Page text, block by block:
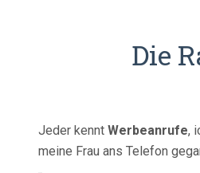
Die
Jeder kennt Werbeanrufe,
meine Frau ans Telefon